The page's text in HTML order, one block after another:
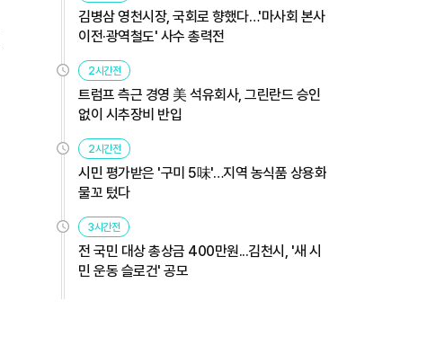
김병삼 영천시장, 국회로 향했다…'마사회 본사
이전·광역철도' 사수 총력전
2시간전
트럼프 측근 경영 美 석유회사, 그린란드 승인
없이 시추장비 반입
2시간전
시민 평가받은 '구미 5味'…지역 농식품 상용화
물꼬 텄다
3시간전
전 국민 대상 총상금 400만원...김천시, '새 시
민 운동 슬로건' 공모